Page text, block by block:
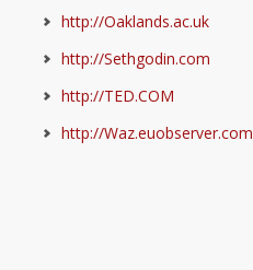
http://Oaklands.ac.uk
http://Sethgodin.com
http://TED.COM
http://Waz.euobserver.com